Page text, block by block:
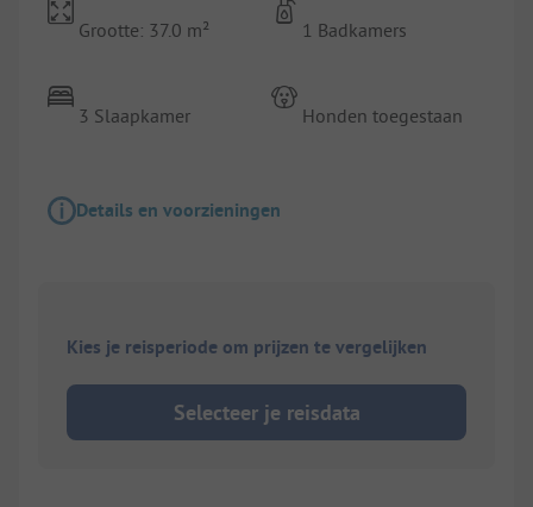
Grootte: 37.0 m²
3 Slaapkamer
1 Badkamers
Honden toegestaan
Details en voorzieningen
Kies je reisperiode om prijzen te vergelijken
Selecteer je reisdata